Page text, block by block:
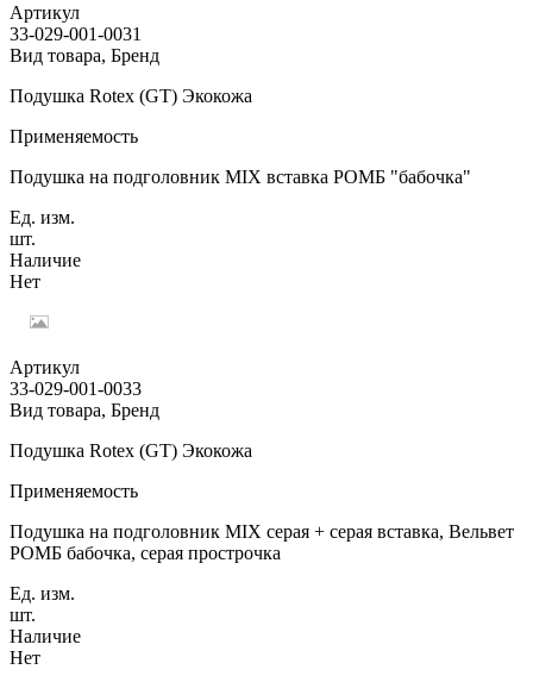
Артикул
33-029-001-0031
Вид товара, Бренд
Подушка Rotex (GT) Экокожа
Применяемость
Подушка на подголовник MIX вставка РОМБ "бабочка"
Ед. изм.
шт.
Наличие
Нет
Артикул
33-029-001-0033
Вид товара, Бренд
Подушка Rotex (GT) Экокожа
Применяемость
Подушка на подголовник MIX серая + серая вставка, Вельвет
РОМБ бабочка, серая прострочка
Ед. изм.
шт.
Наличие
Нет